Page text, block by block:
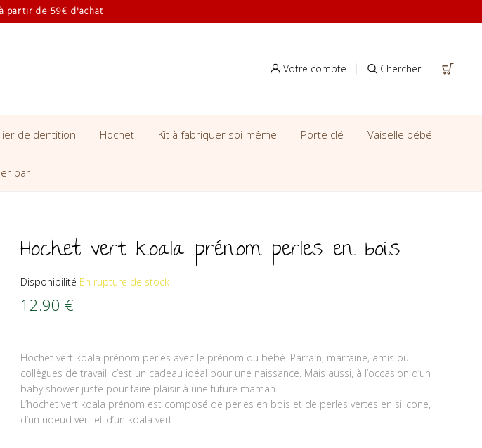
partir de 59€ d'achat
Votre compte Chercher
de dentition Hochet Kit à fabriquer soi-même Porte clé Vaiselle bébé
par
Hochet vert koala prénom perles en bois
Disponibilité En rupture de stock
12.90 €
Hochet vert koala prénom perles avec le prénom du bébé. Parrain, marraine, amis ou
collègues de travail, c’est un cadeau idéal pour une naissance. Mais aussi, à l’occasion d’un
baby shower juste pour faire plaisir à une future maman.
L’hochet vert koala prénom est composé de perles en bois et de perles vertes en silicone,
d’un noeud vert et d’un koala vert.